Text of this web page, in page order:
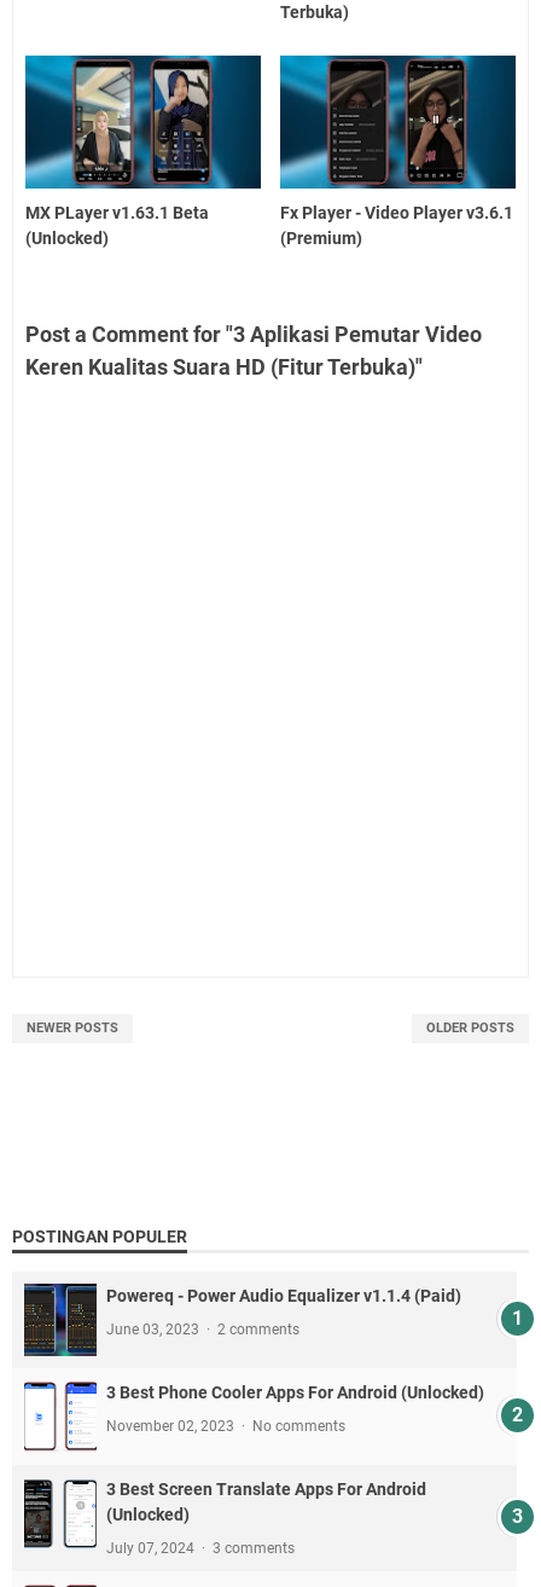
Terbuka)
MX PLayer v1.63.1 Beta
(Unlocked)
Fx Player - Video Player v3.6.1
(Premium)
Post a Comment for "3 Aplikasi Pemutar Video
Keren Kualitas Suara HD (Fitur Terbuka)"
NEWER POSTS OLDER POSTS
POSTINGAN POPULER
Powereq - Power Audio Equalizer v1.1.4 (Paid)
June 03, 2023 2 comments
3 Best Phone Cooler Apps For Android (Unlocked)
November 02, 2023 No comments
3 Best Screen Translate Apps For Android
(Unlocked)
July 07, 2024 3 comments